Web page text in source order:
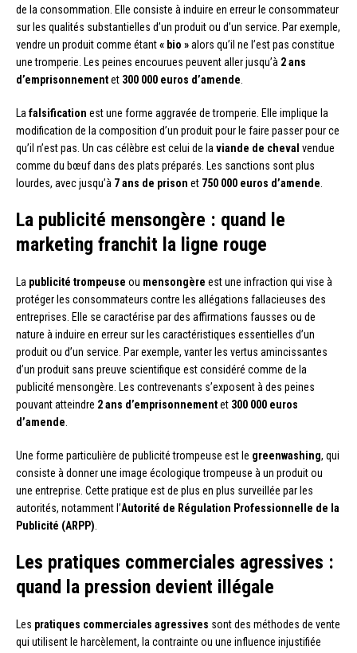
de la consommation. Elle consiste à induire en erreur le consommateur
sur les qualités substantielles d’un produit ou d’un service. Par exemple,
vendre un produit comme étant« bio »alors qu’il ne l’est pas constitue
une tromperie. Les peines encourues peuvent aller jusqu’à 2 ans
d’emprisonnementet 300 000 euros d’amende.
Lafalsification est une forme aggravée de tromperie. Elle implique la
modification de la composition d’un produit pour le faire passer pour ce
qu’il n’est pas. Un cas célèbre est celui de laviande de cheval vendue
comme du bœuf dans des plats préparés. Les sanctions sont plus
lourdes, avec jusqu’à 7 ans de prison et 750 000 euros d’amende.
La publicité mensongère : quand le
marketing franchit la ligne rouge
La publicité trompeuse ou mensongère est une infraction qui vise à
protéger les consommateurs contre les allégations fallacieuses des
entreprises. Elle se caractérise par des affirmations fausses ou de
nature à induire en erreur sur les caractéristiques essentielles d’un
produit ou d’un service. Par exemple, vanter les vertus amincissantes
d’un produit sans preuve scientifique est considéré comme de la
publicité mensongère. Les contrevenants s’exposent à des peines
pouvant atteindre 2 ans d’emprisonnementet 300 000 euros
d’amende.
Une forme particulière de publicité trompeuse est le greenwashing, qui
consiste à donner une image écologique trompeuse à un produit ou
une entreprise. Cette pratique est de plus en plus surveillée par les
autorités, notamment l’Autorité de Régulation Professionnelle de la
Publicité (ARPP).
Les pratiques commerciales agressives :
quand la pression devient illégale
Les pratiques commerciales agressives sont des méthodes de vente
qui utilisent le harcèlement, la contrainte ou une influence injustifiée